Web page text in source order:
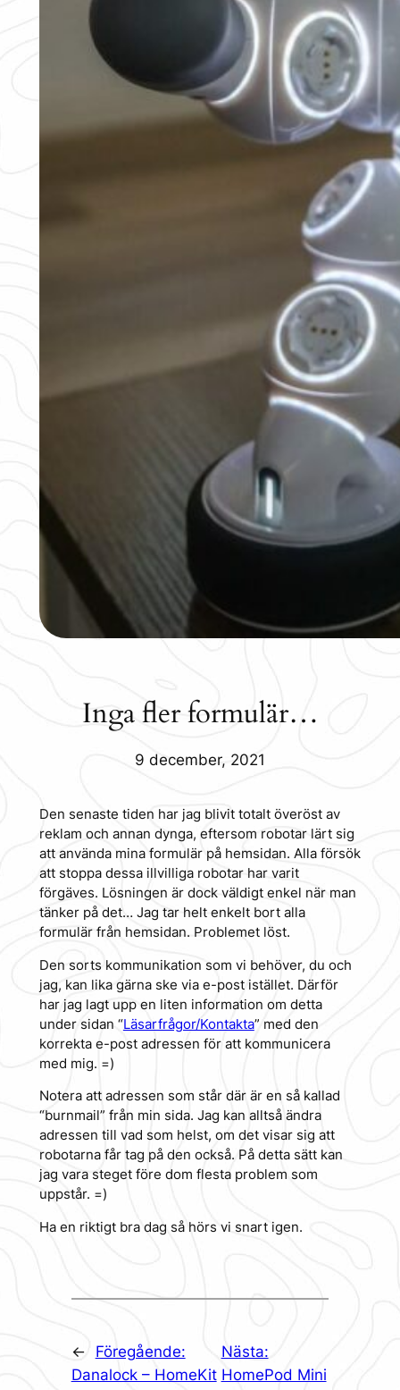
Inga fler formulär…
9 december, 2021
Den senaste tiden har jag blivit totalt överöst av
reklam och annan dynga, eftersom robotar lärt sig
att använda mina formulär på hemsidan. Alla försök
att stoppa dessa illvilliga robotar har varit
förgäves. Lösningen är dock väldigt enkel när man
tänker på det… Jag tar helt enkelt bort alla
formulär från hemsidan. Problemet löst.
Den sorts kommunikation som vi behöver, du och
jag, kan lika gärna ske via e-post istället. Därför
har jag lagt upp en liten information om detta
under sidan “Läsarfrågor/Kontakta” med den
korrekta e-post adressen för att kommunicera
med mig. =)
Notera att adressen som står där är en så kallad
“burnmail” från min sida. Jag kan alltså ändra
adressen till vad som helst, om det visar sig att
robotarna får tag på den också. På detta sätt kan
jag vara steget före dom flesta problem som
uppstår. =)
Ha en riktigt bra dag så hörs vi snart igen.
←
Föregående:
Danalock – HomeKit
Nästa:
HomePod Mini